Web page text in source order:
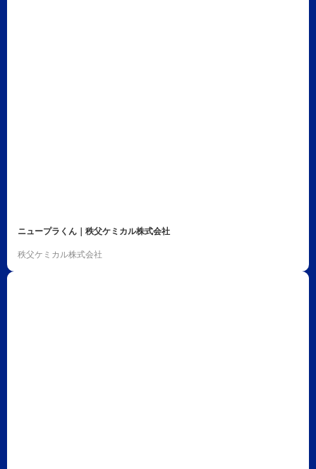
ニュープラくん｜秩父ケミカル株式会社
秩父ケミカル株式会社